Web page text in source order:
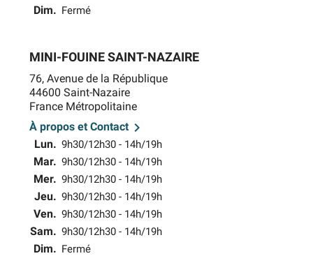
Dim. Fermé
MINI-FOUINE SAINT-NAZAIRE
76, Avenue de la République
44600 Saint-Nazaire
France Métropolitaine
À propos et Contact
Lun. 9h30/12h30 - 14h/19h
Mar. 9h30/12h30 - 14h/19h
Mer. 9h30/12h30 - 14h/19h
Jeu. 9h30/12h30 - 14h/19h
Ven. 9h30/12h30 - 14h/19h
Sam. 9h30/12h30 - 14h/19h
Dim. Fermé